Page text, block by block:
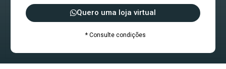
Quero uma loja virtual
* Consulte condições